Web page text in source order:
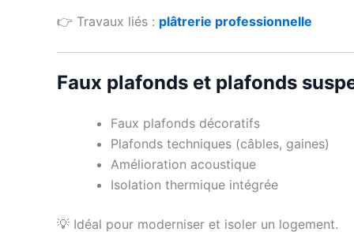
👉 Travaux liés : plâtrerie professionnelle
Faux plafonds et plafonds
Faux plafonds décoratifs
Plafonds techniques (câbles, gaines)
Amélioration acoustique
Isolation thermique intégrée
💡 Idéal pour moderniser et isoler un logement.